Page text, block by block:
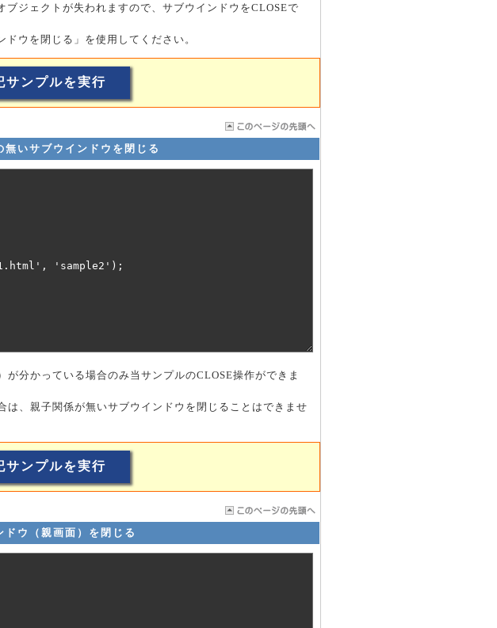
ジェクトが失われますので、サブウインドウをCLOSEで
ウを閉じる」を使用してください。
いサブウインドウを閉じる
分かっている場合のみ当サンプルのCLOSE操作ができま
、親子関係が無いサブウインドウを閉じることはできませ
ウ（親画面）を閉じる